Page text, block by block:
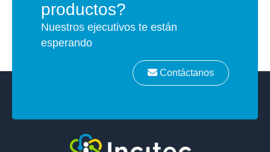
productos?
Nuestros ejecutivos te están
esperando
Contáctanos